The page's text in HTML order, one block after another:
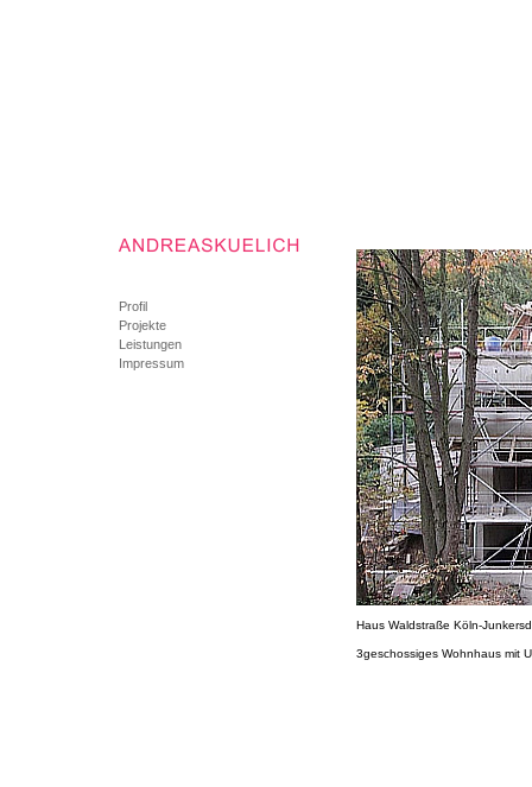
Profil
Projekte
Leistungen
Impressum
Haus Waldstraße Köln-
3geschossiges Wohnhaus mit